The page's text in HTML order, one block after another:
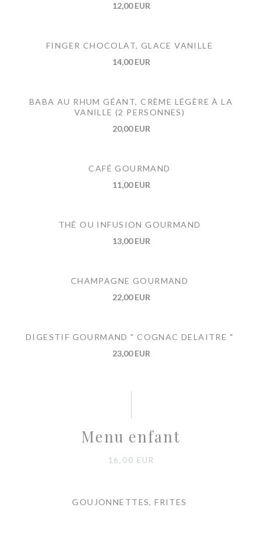
12,00 EUR
FINGER CHOCOLAT, GLACE VANILLE
14,00 EUR
BABA AU RHUM GÉANT, CRÈME LÉGÈRE À LA
VANILLE (2 PERSONNES)
20,00 EUR
CAFÉ GOURMAND
11,00 EUR
THÉ OU INFUSION GOURMAND
13,00 EUR
CHAMPAGNE GOURMAND
22,00 EUR
DIGESTIF GOURMAND " COGNAC DELAITRE "
23,00 EUR
Menu enfant
16,00 EUR
GOUJONNETTES, FRITES